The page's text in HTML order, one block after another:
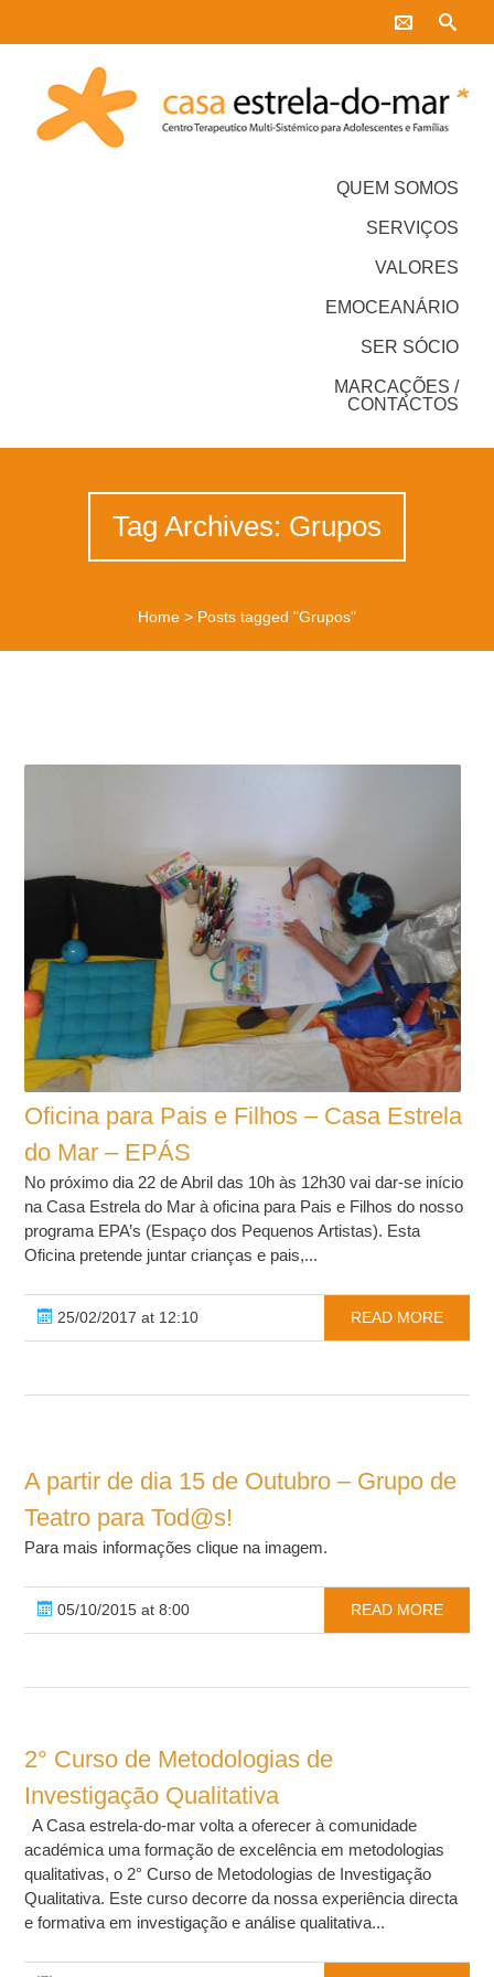
QUEM SOMOS
SERVIÇOS
VALORES
EMOCEANÁRIO
SER SÓCIO
MARCAÇÕES /
CONTACTOS
Tag Archives: Grupos
Home> Posts tagged "Grupos"
Oficina para Pais e Filhos – Casa Estrela
do Mar – EPÁS
No próximo dia 22 de Abril das 10h às 12h30 vai dar-se início
na Casa Estrela do Mar à oficina para Pais e Filhos do nosso
programa EPA’s (Espaço dos Pequenos Artistas). Esta
Oficina pretende juntar crianças e pais,...
25/02/2017 at 12:10 READ MORE
A partir de dia 15 de Outubro – Grupo de
Teatro para Tod@s!
Para mais informações clique na imagem.
05/10/2015 at 8:00 READ MORE
2° Curso de Metodologias de
Investigação Qualitativa
A Casa estrela-do-mar volta a oferecer à comunidade
académica uma formação de excelência em metodologias
qualitativas, o 2° Curso de Metodologias de Investigação
Qualitativa. Este curso decorre da nossa experiência directa
e formativa em investigação e análise qualitativa...